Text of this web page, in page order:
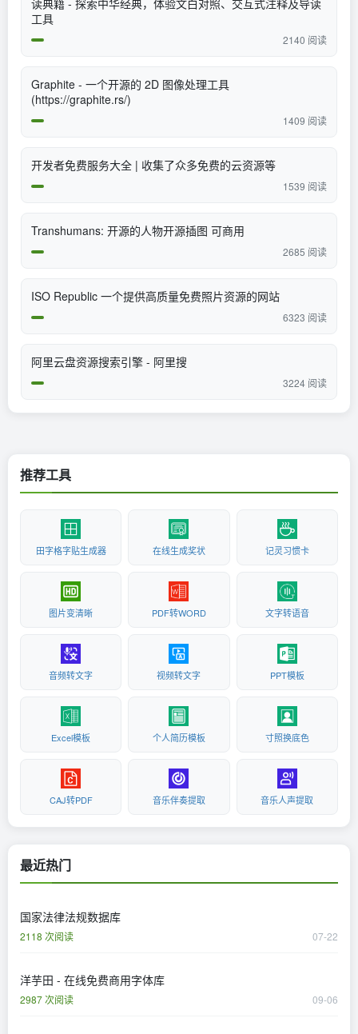
读典籍 - 探索中华经典，体验文白对照、交互式注释及导读
工具
2140 阅读
Graphite - 一个开源的 2D 图像处理工具
(https://graphite.rs/)
1409 阅读
开发者免费服务大全 | 收集了众多免费的云资源等
1539 阅读
Transhumans: 开源的人物开源插图 可商用
2685 阅读
​ISO Republic 一个提供高质量免费照片资源的网站
6323 阅读
阿里云盘资源搜索引擎 - 阿里搜
3224 阅读
推荐工具
田字格字贴生成器 在线生成奖状 记灵习惯卡
图片变清晰 PDF转WORD 文字转语音
音频转文字 视频转文字 PPT模板
Excel模板 个人简历模板 寸照换底色
CAJ转PDF 音乐伴奏提取 音乐人声提取
最近热门
国家法律法规数据库
2118 次阅读 07-22
洋芋田 - 在线免费商用字体库
2987 次阅读 09-06